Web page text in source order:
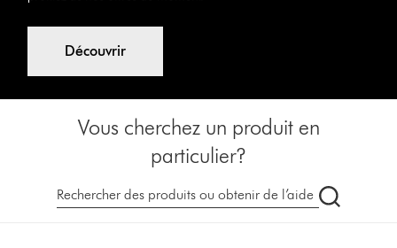
Découvrir
Vous cherchez un produit en
particulier?
Rechercher